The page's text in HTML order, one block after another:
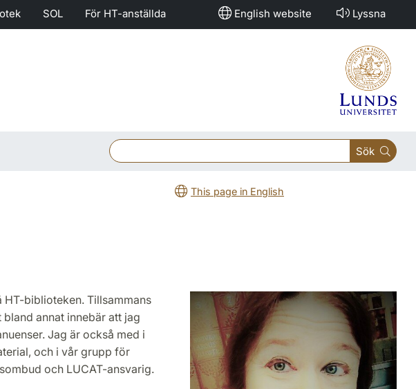
SOL För HT-anställda English website Lyssna
Sök
This page in English
biblioteken. Tillsammans
annat innebär att jag
Jag är också med i
och i vår grupp för
och LUCAT-ansvarig.